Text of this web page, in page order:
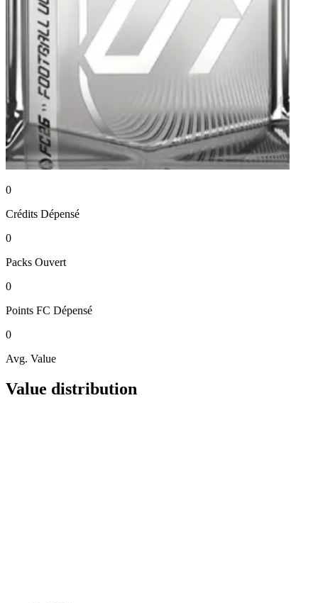
0
Crédits Dépensé
0
Packs Ouvert
0
Points FC Dépensé
0
Avg. Value
Value distribution